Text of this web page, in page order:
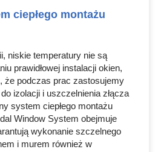
ciepłego montażu
niskie temperatury nie są
prawidłowej instalacji okien,
że podczas prac zastosujemy
izolacji i uszczelnienia złącza
system ciepłego montażu
Window System obejmuje
wykonanie szczelnego
i murem również w